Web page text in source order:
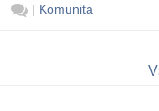
| Komunita